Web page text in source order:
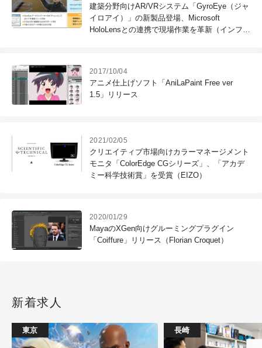
建築分野向けAR/VRシステム「GyroEye（ジャ
イロアイ）」の新製品登場、Microsoft
HoloLensとの連携で現場作業を革新（インフォ
2017/10/04
アニメ仕上げソフト「AniLaPaint Free ver
1.5」リリース
2021/02/05
クリエイティブ市場向けカラーマネージメント
モニタ「ColorEdge CGシリーズ」、「アカデ
ミー科学技術賞」を受賞（EIZO）
2020/01/29
MayaのXGen向けグルーミングプラグイン
「Coiffure」リリース（Florian Croquet）
新着求人
東京 長崎